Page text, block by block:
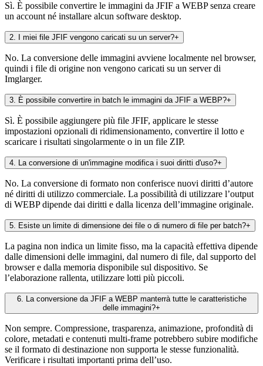
Sì. È possibile convertire le immagini da JFIF a WEBP senza creare
un account né installare alcun software desktop.
2. I miei file JFIF vengono caricati su un server?+
No. La conversione delle immagini avviene localmente nel browser,
quindi i file di origine non vengono caricati su un server di
Imglarger.
3. È possibile convertire in batch le immagini da JFIF a WEBP?+
Sì. È possibile aggiungere più file JFIF, applicare le stesse
impostazioni opzionali di ridimensionamento, convertire il lotto e
scaricare i risultati singolarmente o in un file ZIP.
4. La conversione di un'immagine modifica i suoi diritti d'uso?+
No. La conversione di formato non conferisce nuovi diritti d’autore
né diritti di utilizzo commerciale. La possibilità di utilizzare l’output
di WEBP dipende dai diritti e dalla licenza dell’immagine originale.
5. Esiste un limite di dimensione dei file o di numero di file per batch?+
La pagina non indica un limite fisso, ma la capacità effettiva dipende
dalle dimensioni delle immagini, dal numero di file, dal supporto del
browser e dalla memoria disponibile sul dispositivo. Se
l’elaborazione rallenta, utilizzare lotti più piccoli.
6. La conversione da JFIF a WEBP manterrà tutte le caratteristiche
delle immagini?+
Non sempre. Compressione, trasparenza, animazione, profondità di
colore, metadati e contenuti multi-frame potrebbero subire modifiche
se il formato di destinazione non supporta le stesse funzionalità.
Verificare i risultati importanti prima dell’uso.